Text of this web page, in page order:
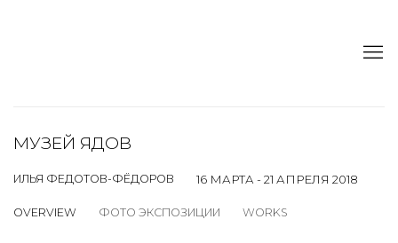
МУЗЕЙ ЯДОВ
ИЛЬЯ ФЕДОТОВ-ФЁДОРОВ 16 МАРТА - 21 АПРЕЛЯ 2018
OVERVIEW ФОТО ЭКСПОЗИЦИИ WORKS